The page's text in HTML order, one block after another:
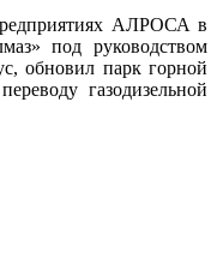
АЛРОСА в
под руководством
обновил парк горной
газодизельной